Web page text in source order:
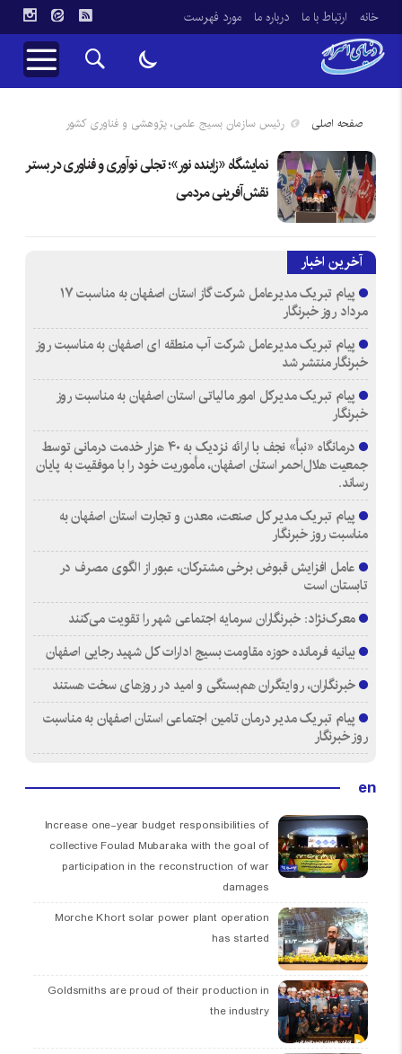
خانه ارتباط با ما درباره ما مورد فهرست
صفحه اصلی رئیس سازمان بسیج علمی، پژوهشی و فناوری کشور
نمایشگاه «زاینده نور»؛ تجلی نوآوری و فناوری در بستر
نقش‌آفرینی مردمی
آخرین اخبار
پیام تبریک مدیرعامل شرکت گاز استان اصفهان به مناسبت ۱۷
مرداد روز خبرنگار
پیام تبریک مدیرعامل شرکت آب منطقه ای اصفهان به مناسبت روز
خبرنگار منتشر شد
پیام تبریک مدیرکل امور مالیاتی استان اصفهان به مناسبت روز
خبرنگار
درمانگاه «نبأ» نجف با ارائه نزدیک به ۴۰ هزار خدمت درمانی توسط
جمعیت هلال‌احمر استان اصفهان، مأموریت خود را با موفقیت به پایان
رساند.
پیام تبریک مدیر کل صنعت، معدن و تجارت استان اصفهان به
مناسبت روز خبرنگار
عامل افزایش قبوض برخی مشترکان، عبور از الگوی مصرف در
تابستان است
معرک‌نژاد: خبرنگاران سرمایه اجتماعی شهر را تقویت می‌کنند
بیانیه فرمانده حوزه مقاومت بسیج ادارات کل شهید رجایی اصفهان
خبرنگاران، روایتگران هم‌بستگی و امید در روزهای سخت هستند
پیام تبریک مدیر درمان تامین اجتماعی استان اصفهان به مناسبت
روز خبرنگار
en
Increase one-year budget responsibilities of
collective Foulad Mubaraka with the goal of
participation in the reconstruction of war
damages
Morche Khort solar power plant operation
has started
Goldsmiths are proud of their production in
the industry